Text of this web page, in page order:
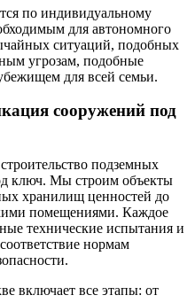
по индивидуальному
для автономного
ситуаций, подобных
угрозам, подобные
для всей семьи.
сооружений под
подземных
ключ. Мы строим объекты
хранилищ ценностей до
помещениями. Каждое
технические испытания и
нормам
включает все этапы: от